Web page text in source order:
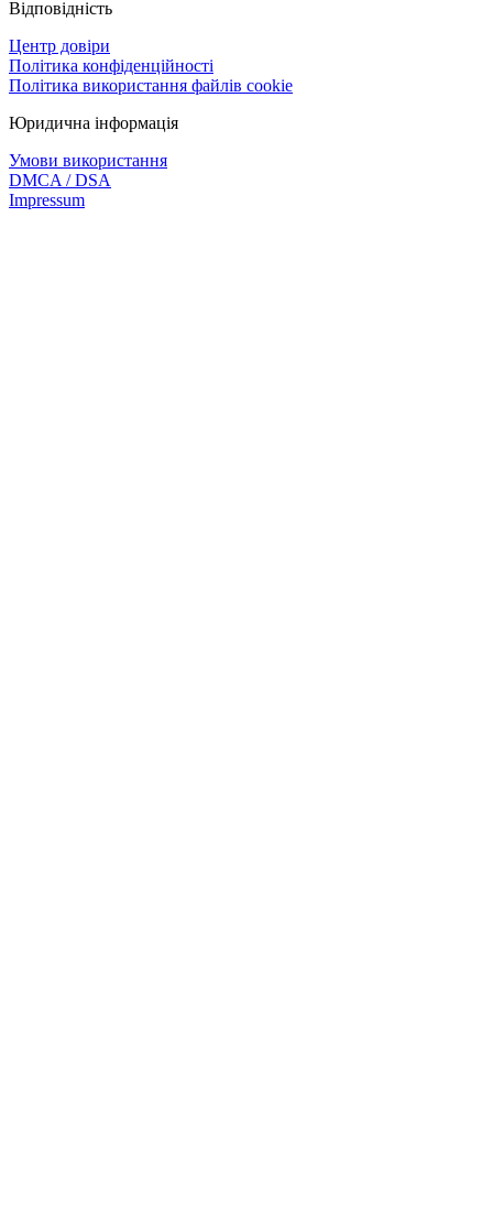
Відповідність
Центр довіри
Політика конфіденційності
Політика використання файлів cookie
Юридична інформація
Умови використання
DMCA / DSA
Impressum